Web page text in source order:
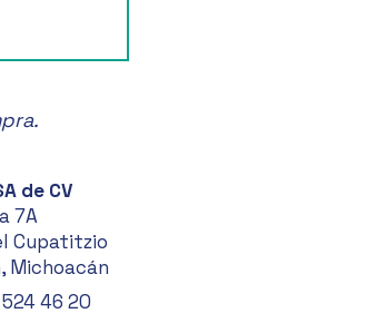
de CV
7A
Cupatitzio
Michoacán
46 20